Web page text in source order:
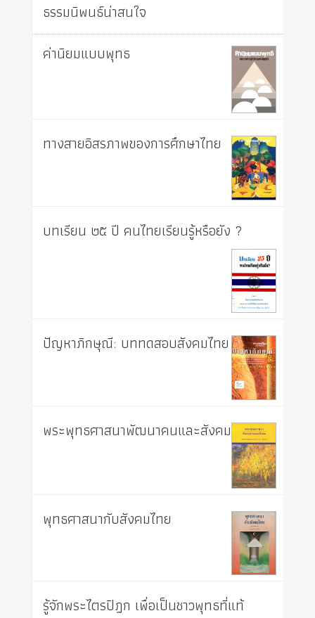
ธรรมนิพนธ์น่าสนใจ
ค่านิยมแบบพุทธ
ทางสายอิสรภาพของการศึกษาไทย
บทเรียน ๒๕ ปี คนไทยเรียนรู้หรือยัง ?
ปัญหาภิกษุณี: บททดสอบสังคมไทย
พระพุทธศาสนาพัฒนาคนและสังคม
พุทธศาสนากับสังคมไทย
รู้จักพระไตรปิฎก เพื่อเป็นชาวพุทธที่แท้